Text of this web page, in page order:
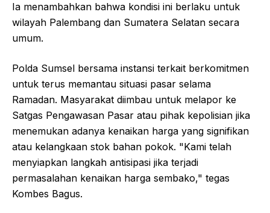
Ia menambahkan bahwa kondisi ini berlaku untuk
wilayah Palembang dan Sumatera Selatan secara
umum.
Polda Sumsel bersama instansi terkait berkomitmen
untuk terus memantau situasi pasar selama
Ramadan. Masyarakat diimbau untuk melapor ke
Satgas Pengawasan Pasar atau pihak kepolisian jika
menemukan adanya kenaikan harga yang signifikan
atau kelangkaan stok bahan pokok. "Kami telah
menyiapkan langkah antisipasi jika terjadi
permasalahan kenaikan harga sembako," tegas
Kombes Bagus.